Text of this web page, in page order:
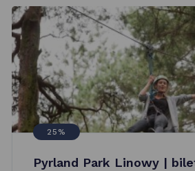
25%
Pyrland Park Linowy |